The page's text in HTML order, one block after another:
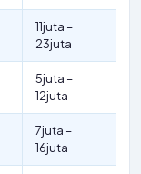
11juta –
23juta
5juta –
12juta
7juta –
16juta